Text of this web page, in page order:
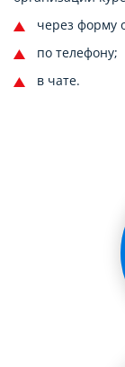
через форму
по телефону;
в чате.